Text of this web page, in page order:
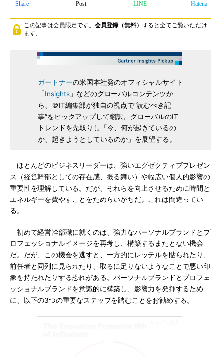
Share Post LINE Hatena
この記事は会員限定です。 会員登録（無料） すると全てご覧いただけ
ます。
ガートナーの米国本社発のオフィシャルサイト
「Insights」などのグローバルコンテンツか
ら、＠IT編集部が独自の視点で“読むべき記
事”をピックアップして翻訳。グローバルのIT
トレンドを先取りし「今、何が起きているの
か、起きようとしているのか」を展望する。
ほとんどのビジネスリーダーは、強いエグゼクティブプレゼン
ス（経営幹部としての存在感、振る舞い）や幅広い個人的影響の
重要性を理解している。だが、それらを向上させるために時間と
エネルギーを費やすことをためらいがちだ。これは間違ってい
る。
初めて経営幹部職に就くのは、強力なパーソナルブランドとプ
ロフェッショナルイメージを再考し、構築するまたとない機会
だ。だが、この機会を逃すと、一方的にレッテルを貼られたり、
前任者と同列に見られたり、取るに足りないようなことで悪い印
象を持たれたりする恐れがある。パーソナルブランドとプロフェ
ッショナルブランドを意識的に構築し、影響力を発揮するため
に、以下の3つの重要なステップを踏むことをお勧めする。